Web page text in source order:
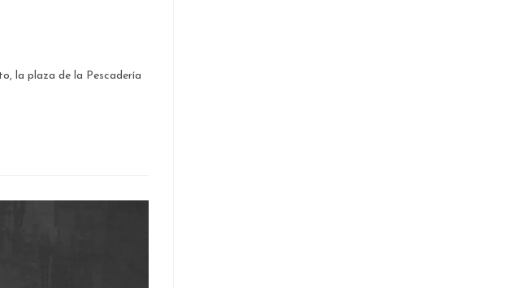
la plaza de la Pescadería